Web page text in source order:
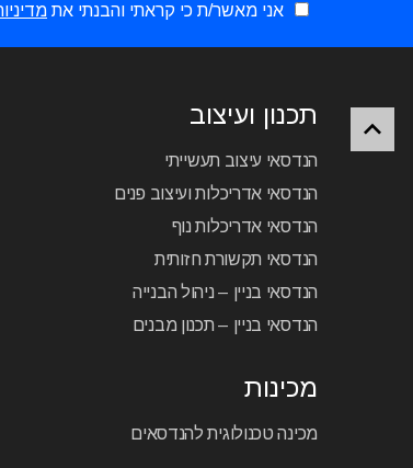
אני מאשר/ת כי קראתי והבנתי את
תכנון ועיצוב
הנדסאי עיצוב תעשייתי
הנדסאי אדריכלות ועיצוב פנים
הנדסאי אדריכלות נוף
הנדסאי תקשורת חזותית
הנדסאי בניין – ניהול הבנייה
הנדסאי בניין – תכנון מבנים
מכינות
מכינה טכנולוגית להנדסאים